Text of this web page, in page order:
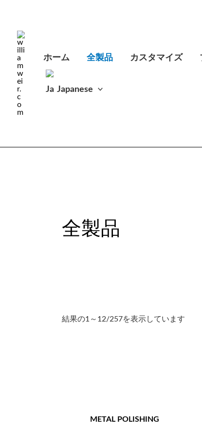
ホーム 全製品 カスタマイズ
Japanese
全製品
結果の1～12/257を表示しています
METAL POLISHING